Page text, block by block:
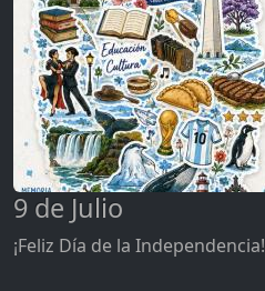
9 de Julio
¡Feliz Día de la Independencia!